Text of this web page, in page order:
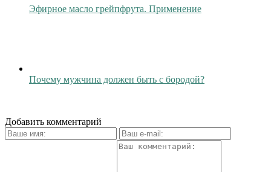
Эфирное масло грейпфрута. Применение
Почему мужчина должен быть с бородой?
Добавить комментарий